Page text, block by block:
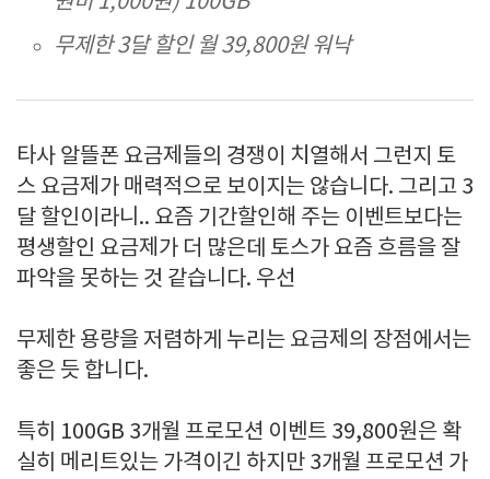
무제한 3달 할인 월 39,800원 워낙
타사 알뜰폰 요금제들의 경쟁이 치열해서 그런지 토
스 요금제가 매력적으로 보이지는 않습니다. 그리고 3
달 할인이라니.. 요즘 기간할인해 주는 이벤트보다는
평생할인 요금제가 더 많은데 토스가 요즘 흐름을 잘
파악을 못하는 것 같습니다. 우선
무제한 용량을 저렴하게 누리는 요금제의 장점에서는
좋은 듯 합니다.
특히 100GB 3개월 프로모션 이벤트 39,800원은 확
실히 메리트있는 가격이긴 하지만 3개월 프로모션 가